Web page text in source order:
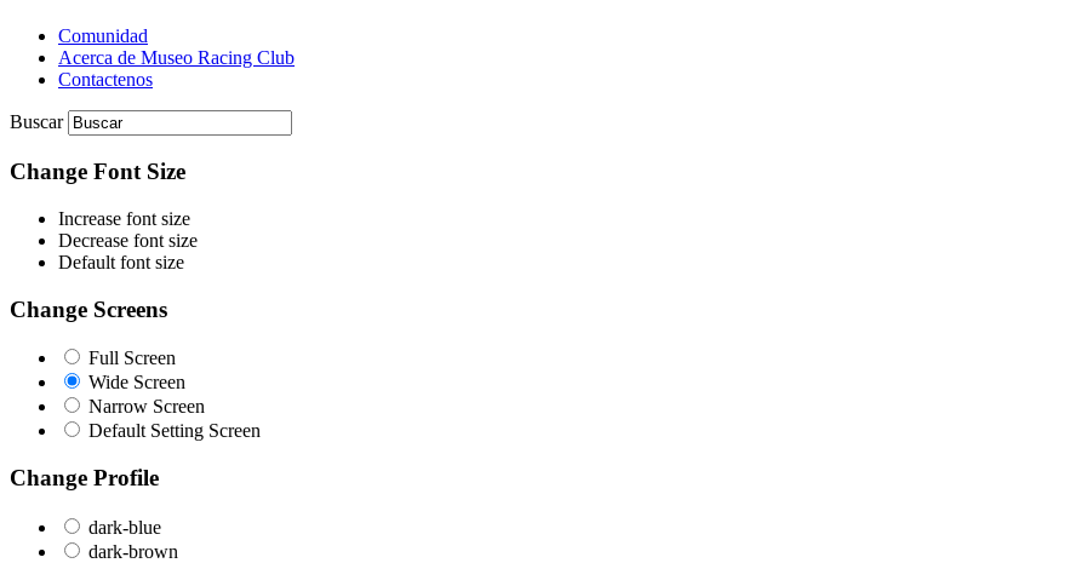
Comunidad
Acerca de Museo Racing Club
Contactenos
Buscar
Change Font Size
Increase font size
Decrease font size
Default font size
Change Screens
Full Screen
Wide Screen
Narrow Screen
Default Setting Screen
Change Profile
dark-blue
dark-brown